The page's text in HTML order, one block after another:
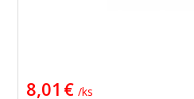
8,01 € / ks